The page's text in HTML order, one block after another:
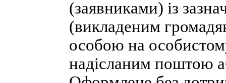
(заявниками) із
(викладеним
особою на
надісланим поштою